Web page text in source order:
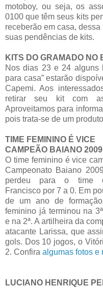
motoboy, ou seja, os
0100 que têm seus kits
receberão em casa,
suas pendências de kits.
KITS DO GRAMADO
Nos dias 23 e 24 alguns
para casa” estarão
Capemi. Aos
retirar seu kit com as
Aproveitamos para
pois trata-se de um
TIME FEMININO É VICE
CAMPEÃO BAIANO 2009
O time feminino é vice
Campeonato Baiano
perdeu para o time
Francisco por 7 a 0. Em
de um ano de
feminino já terminou na
e na 2ª. A artilheira da
atacante Larissa, que
gols. Dos 10 jogos, o
2. Confira algumas fotos e
LUCIANO HENRIQUE